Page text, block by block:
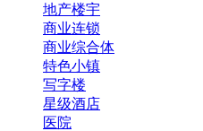
地产楼宇
商业连锁
商业综合体
特色小镇
写字楼
星级酒店
医院